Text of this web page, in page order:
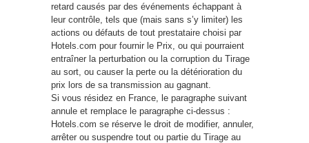
retard causés par des événements échappant à
leur contrôle, tels que (mais sans s’y limiter) les
actions ou défauts de tout prestataire choisi par
Hotels.com pour fournir le Prix, ou qui pourraient
entraîner la perturbation ou la corruption du Tirage
au sort, ou causer la perte ou la détérioration du
prix lors de sa transmission au gagnant.
Si vous résidez en France, le paragraphe suivant
annule et remplace le paragraphe ci-dessus :
Hotels.com se réserve le droit de modifier, annuler,
arrêter ou suspendre tout ou partie du Tirage au